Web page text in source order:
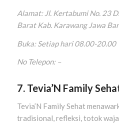
Alamat: Jl. Kertabumi No. 23
Barat Kab. Karawang Jawa
Buka: Setiap hari 08.00-20.00
No Telepon: –
7. Tevia’N Family
Tevia’N Family Sehat
tradisional, refleksi, totok